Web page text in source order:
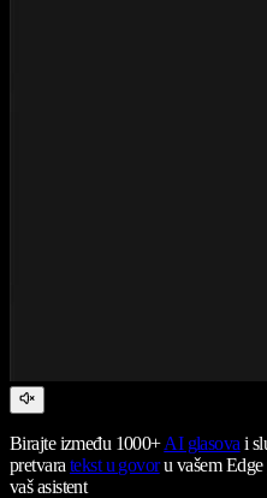
Birajte između 1000+AI glasova i
pretvara tekst u govoru vašem Edge
vaš asistent